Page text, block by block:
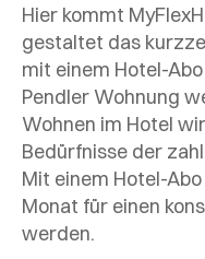
Hier kommt
gestaltet das
mit einem Hotel-
Pendler Wohnung
Wohnen im Hotel
Bedürfnisse der
Mit einem Hotel-
Monat für einen
werden.